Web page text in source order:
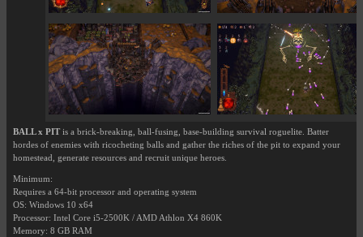
BALL x PITis a brick-breaking, ball-fusing, base-building survival roguelite. Batter
hordes of enemies with ricocheting balls and gather the riches of the pit to expand your
homestead, generate resources and recruit unique heroes.
Minimum:
Requires a 64-bit processor and operating system
OS: Windows 10 x64
Processor: Intel Core i5-2500K / AMD Athlon X4 860K
Memory: 8 GB RAM